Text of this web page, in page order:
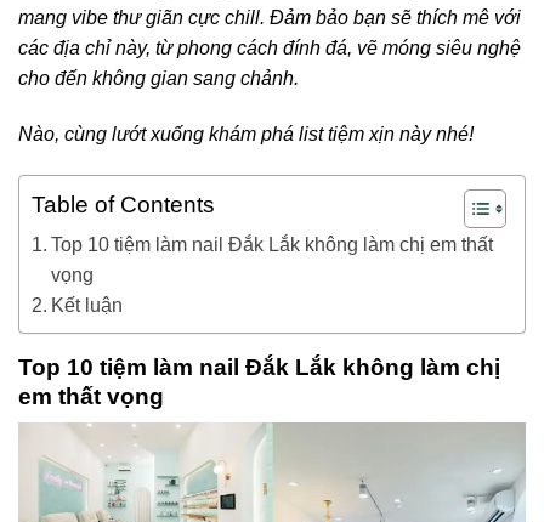
mang vibe thư giãn cực chill. Đảm bảo bạn sẽ thích mê với
các địa chỉ này, từ phong cách đính đá, vẽ móng siêu nghệ
cho đến không gian sang chảnh.
Nào, cùng lướt xuống khám phá list tiệm xịn này nhé!
Table of Contents
Top 10 tiệm làm nail Đắk Lắk không làm chị em thất
vọng
Kết luận
Top 10 tiệm làm nail Đắk Lắk không làm chị
em thất vọng